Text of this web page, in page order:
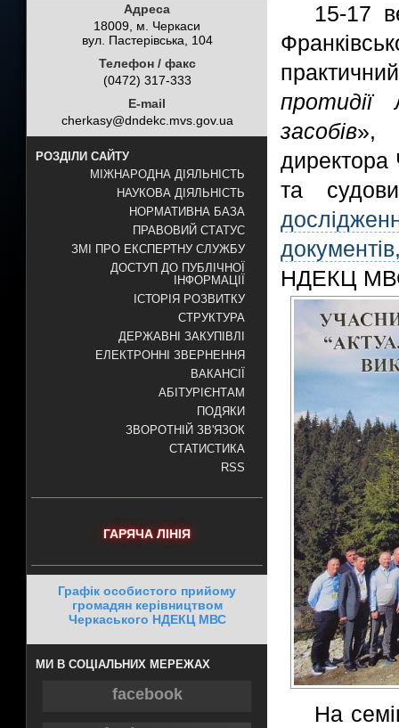
Адреса
18009, м. Черкаси
вул. Пастерівська, 104
Телефон / факс
(0472) 317-333
E-mail
cherkasy@dndekc.mvs.gov.ua
РОЗДІЛИ САЙТУ
МІЖНАРОДНА ДІЯЛЬНІСТЬ
НАУКОВА ДІЯЛЬНІСТЬ
НОРМАТИВНА БАЗА
ПРАВОВИЙ СТАТУС
ЗМІ ПРО ЕКСПЕРТНУ СЛУЖБУ
ДОСТУП ДО ПУБЛІЧНОЇ
ІНФОРМАЦІЇ
ІСТОРІЯ РОЗВИТКУ
СТРУКТУРА
ДЕРЖАВНІ ЗАКУПІВЛІ
ЕЛЕКТРОННІ ЗВЕРНЕННЯ
ВАКАНСІЇ
АБІТУРІЄНТАМ
ПОДЯКИ
ЗВОРОТНІЙ ЗВ'ЯЗОК
СТАТИСТИКА
RSS
ГАРЯЧА ЛІНІЯ
Графік особистого прийому
громадян керівництвом
Черкаського НДЕКЦ МВС
МИ В СОЦІАЛЬНИХ МЕРЕЖАХ
facebook
15-17
протидії
засобів»,
та
НДЕКЦ
На